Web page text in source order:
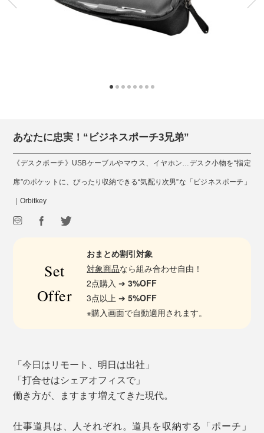
あなたに忠実！“ビジネスポーチ3兄弟”
《デスクポーチ》USBケーブルやマウス、イヤホン…デスク小物を“指定
席”のポケットに、ぴったり収納できる“気配り次男”な「ビジネスポーチ」
｜Orbitkey
Set
Offer
おまとめ割引対象
対象商品なら組み合わせ自由！
2点購入 ➔3%OFF
3点以上 ➔5%OFF
※購入画面で自動適用されます。
「今日はリモート、明日は出社」
「打合せはシェアオフィスで」
働き方が、ますます増えてきた現代。
仕事道具は、人それぞれ。道具を収納する「ポーチ」